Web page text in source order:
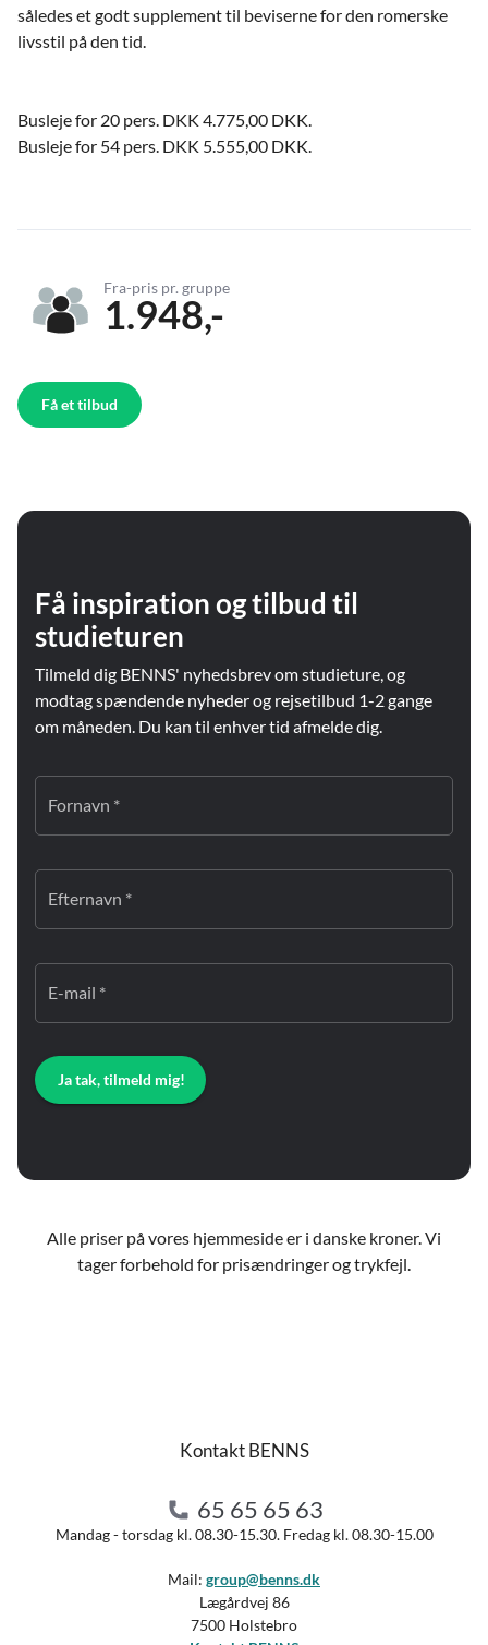
således et godt supplement til beviserne for den romerske
livsstil på den tid.
Busleje for 20 pers. DKK 4.775,00 DKK.
Busleje for 54 pers. DKK 5.555,00 DKK.
Fra-pris pr. gruppe
1.948,-
Få et tilbud
Få inspiration og tilbud til
studieturen
Tilmeld dig BENNS' nyhedsbrev om studieture, og
modtag spændende nyheder og rejsetilbud 1-2 gange
om måneden. Du kan til enhver tid afmelde dig.
Fornavn *
Efternavn *
E-mail *
Ja tak, tilmeld mig!
Alle priser på vores hjemmeside er i danske kroner. Vi
tager forbehold for prisændringer og trykfejl.
Kontakt BENNS
65 65 65 63
Mandag - torsdag kl. 08.30-15.30. Fredag kl. 08.30-15.00
Mail: group@benns.dk
Lægårdvej 86
7500 Holstebro